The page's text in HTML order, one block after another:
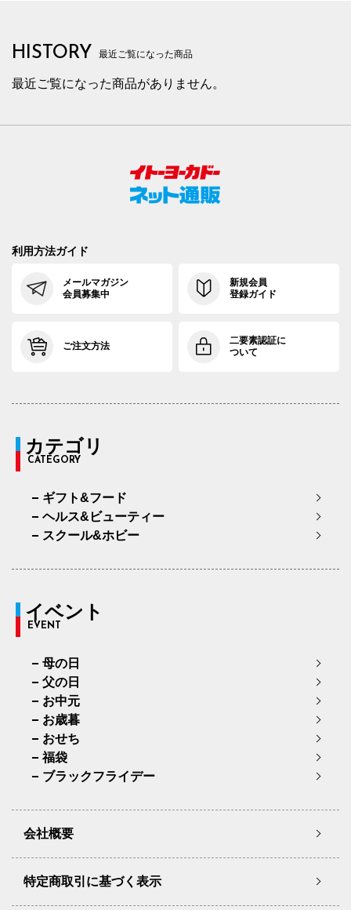
HISTORY 最近ご覧になった商品
最近ご覧になった商品がありません。
利用方法ガイド
メールマガジン
会員募集中
新規会員
登録ガイド
ご注文方法
二要素認証に
ついて
カテゴリ
CATEGORY
ギフト&フード
ヘルス&ビューティー
スクール&ホビー
イベント
EVENT
母の日
父の日
お中元
お歳暮
おせち
福袋
ブラックフライデー
会社概要
特定商取引に基づく表示